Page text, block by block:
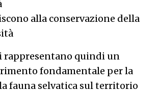
alla conservazione della
rappresentano quindi un
fondamentale per la
fauna selvatica sul territorio